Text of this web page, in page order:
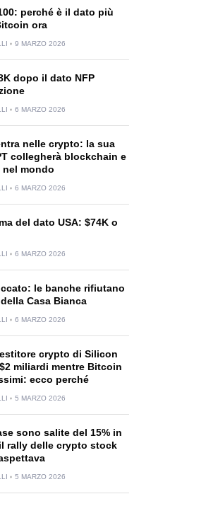
perché è il dato più
ora
9 MARZO 2026
dopo il dato NFP
6 MARZO 2026
nelle crypto: la sua
collegherà blockchain e
nel mondo
6 MARZO 2026
del dato USA: $74K o
6 MARZO 2026
le banche rifiutano
Casa Bianca
6 MARZO 2026
crypto di Silicon
miliardi mentre Bitcoin
ecco perché
5 MARZO 2026
sono salite del 15% in
rally delle crypto stock
5 MARZO 2026